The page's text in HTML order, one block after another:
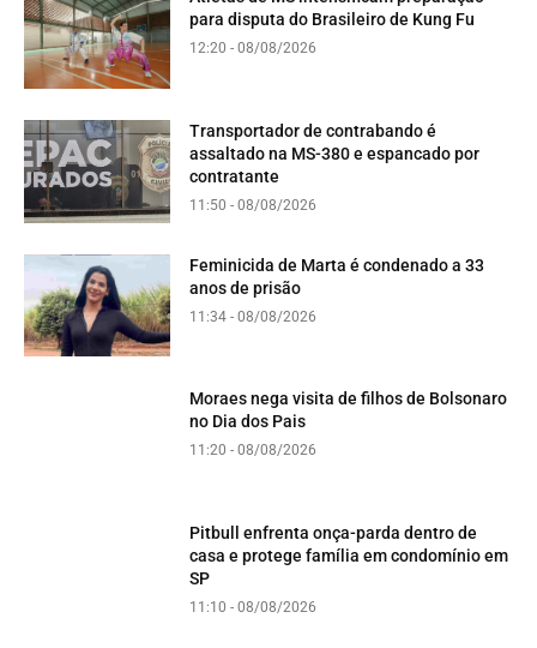
para disputa do Brasileiro de Kung Fu
12:20 - 08/08/2026
Transportador de contrabando é
assaltado na MS-380 e espancado por
contratante
11:50 - 08/08/2026
Feminicida de Marta é condenado a 33
anos de prisão
11:34 - 08/08/2026
Moraes nega visita de filhos de Bolsonaro
no Dia dos Pais
11:20 - 08/08/2026
Pitbull enfrenta onça-parda dentro de
casa e protege família em condomínio em
SP
11:10 - 08/08/2026